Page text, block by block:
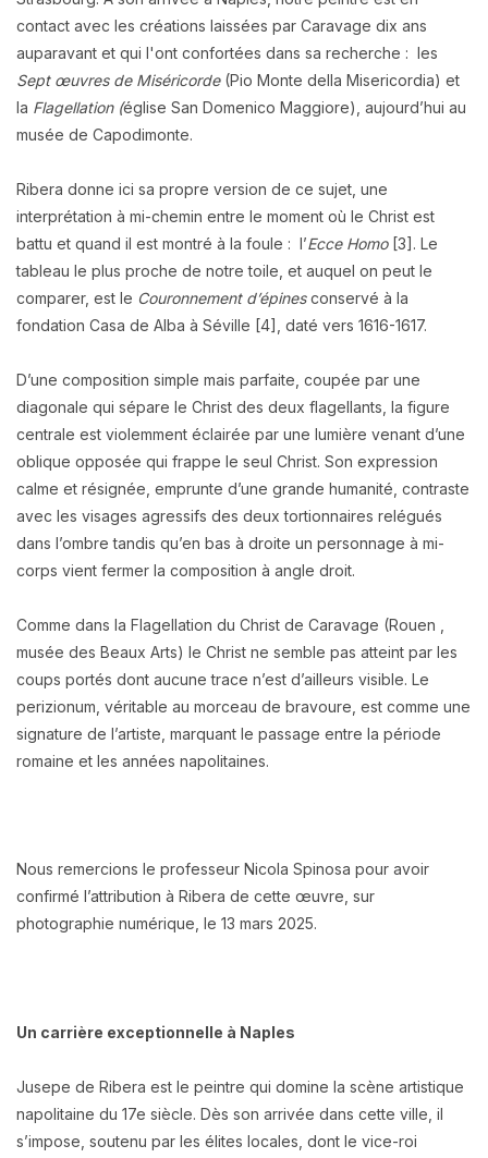
contact avec les créations laissées par Caravage dix ans
auparavant et qui l'ont confortées dans sa recherche : les
Sept œuvres de Miséricorde(Pio Monte della Misericordia) et
la Flagellation (église San Domenico Maggiore), aujourd’hui au
musée de Capodimonte.
Ribera donne ici sa propre version de ce sujet, une
interprétation à mi-chemin entre le moment où le Christ est
battu et quand il est montré à la foule : l’Ecce Homo[3]. Le
tableau le plus proche de notre toile, et auquel on peut le
comparer, est le Couronnement d’épinesconservé à la
fondation Casa de Alba à Séville [4], daté vers 1616-1617.
D’une composition simple mais parfaite, coupée par une
diagonale qui sépare le Christ des deux flagellants, la figure
centrale est violemment éclairée par une lumière venant d’une
oblique opposée qui frappe le seul Christ. Son expression
calme et résignée, emprunte d’une grande humanité, contraste
avec les visages agressifs des deux tortionnaires relégués
dans l’ombre tandis qu’en bas à droite un personnage à mi-
corps vient fermer la composition à angle droit.
Comme dans la Flagellation du Christ de Caravage (Rouen ,
musée des Beaux Arts) le Christ ne semble pas atteint par les
coups portés dont aucune trace n’est d’ailleurs visible. Le
perizionum, véritable au morceau de bravoure, est comme une
signature de l’artiste, marquant le passage entre la période
romaine et les années napolitaines.
Nous remercions le professeur Nicola Spinosa pour avoir
confirmé l’attribution à Ribera de cette œuvre, sur
photographie numérique, le 13 mars 2025.
Un carrière exceptionnelle à Naples
Jusepe de Ribera est le peintre qui domine la scène artistique
napolitaine du 17e siècle. Dès son arrivée dans cette ville, il
s’impose, soutenu par les élites locales, dont le vice-roi